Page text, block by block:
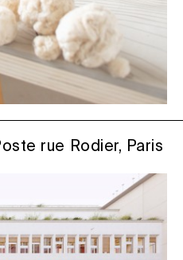
rue Rodier, Paris